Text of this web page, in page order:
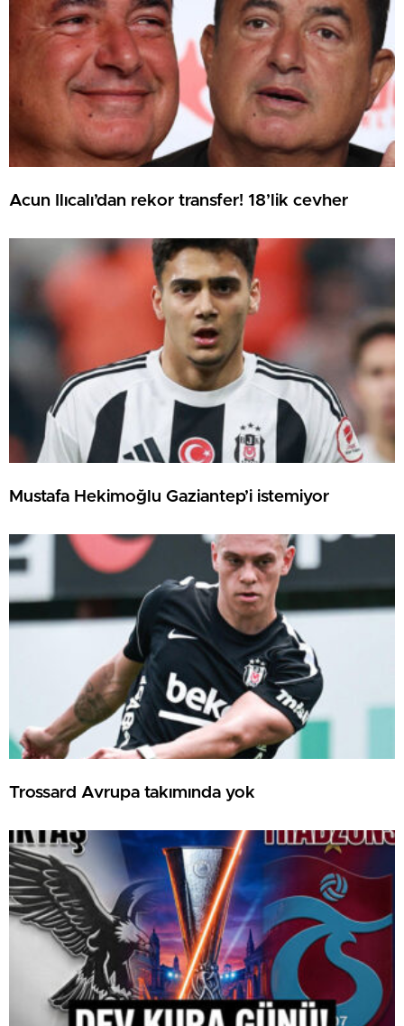
Acun Ilıcalı’dan rekor transfer! 18’lik cevher
Mustafa Hekimoğlu Gaziantep’i istemiyor
Trossard Avrupa takımında yok